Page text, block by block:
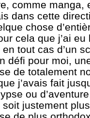
comme manga,
dans cette
chose
cela que j’ai eu
tout cas d’un
défi pour moi,
de totalement
j’avais fait
ou
justement